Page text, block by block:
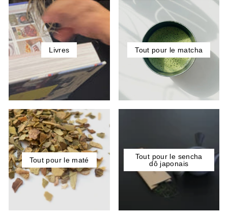
Livres Tout pour le matcha
Tout pour le maté
Tout pour le sencha
dô japonais